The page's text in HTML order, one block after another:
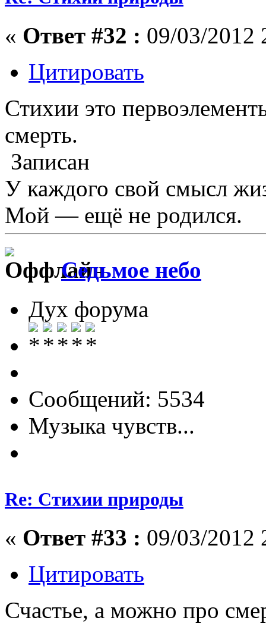
« Ответ #32 : 09/03/2012
Цитировать
Стихии это
смерть.
Записан
У каждого свой смысл
Мой — ещё не родился.
Седьмое небо
Дух форума
Сообщений: 5534
Музыка чувств...
Re: Стихии природы
« Ответ #33 : 09/03/2012
Цитировать
Счастье, а можно про